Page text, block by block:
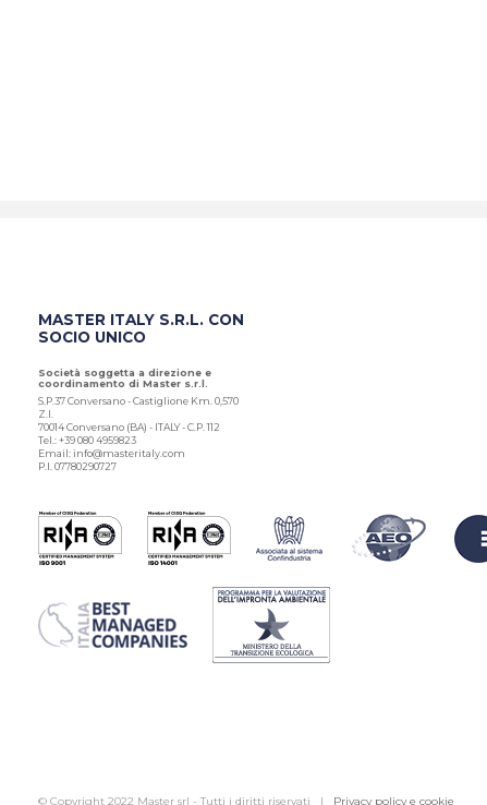
MASTER ITALY S.R.L. CON
SOCIO UNICO
Società soggetta a direzione e
coordinamento di Master s.r.l.
S.P.37 Conversano - Castiglione Km. 0,570
Z.I.
70014 Conversano (BA) - ITALY - C.P. 112
Tel.: +39 080 4959823
Email: info@masteritaly.com
P.I. 07780290727
© Copyright 2022 Master srl - Tutti i diritti riservati | Privacy policy e cookie